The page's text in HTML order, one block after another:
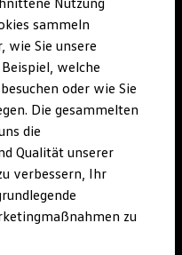
Nutzfahrzeuge
Inspektion
Volkswagen Nutzfahrzeuge
sammeln
wie Sie unsere
welche
oder wie Sie
Die gesammelten
die
Qualität unserer
verbessern, Ihr
zu